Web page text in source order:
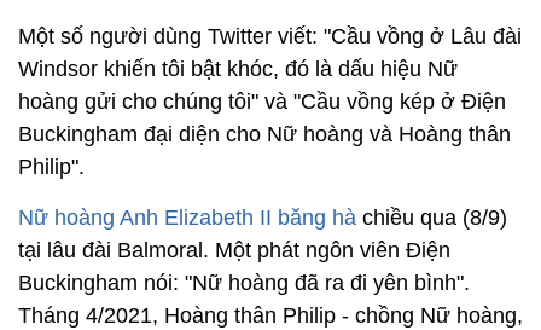
Một số người dùng Twitter viết: "Cầu vồng ở Lâu đài
Windsor khiến tôi bật khóc, đó là dấu hiệu Nữ
hoàng gửi cho chúng tôi" và "Cầu vồng kép ở Điện
Buckingham đại diện cho Nữ hoàng và Hoàng thân
Philip".
Nữ hoàng Anh Elizabeth II băng hà chiều qua (8/9)
tại lâu đài Balmoral. Một phát ngôn viên Điện
Buckingham nói: "Nữ hoàng đã ra đi yên bình".
Tháng 4/2021, Hoàng thân Philip - chồng Nữ hoàng,